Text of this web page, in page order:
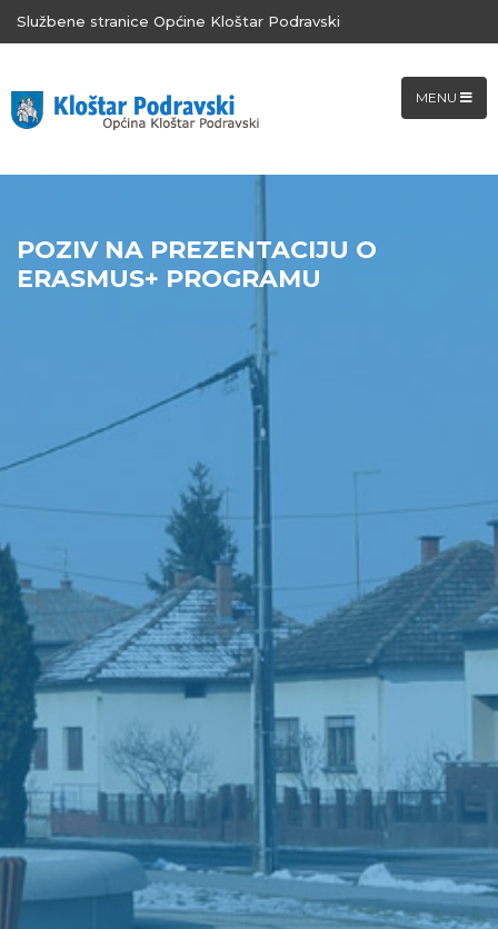
Službene stranice Općine Kloštar Podravski
MENU
POZIV NA PREZENTACIJU O
ERASMUS+ PROGRAMU